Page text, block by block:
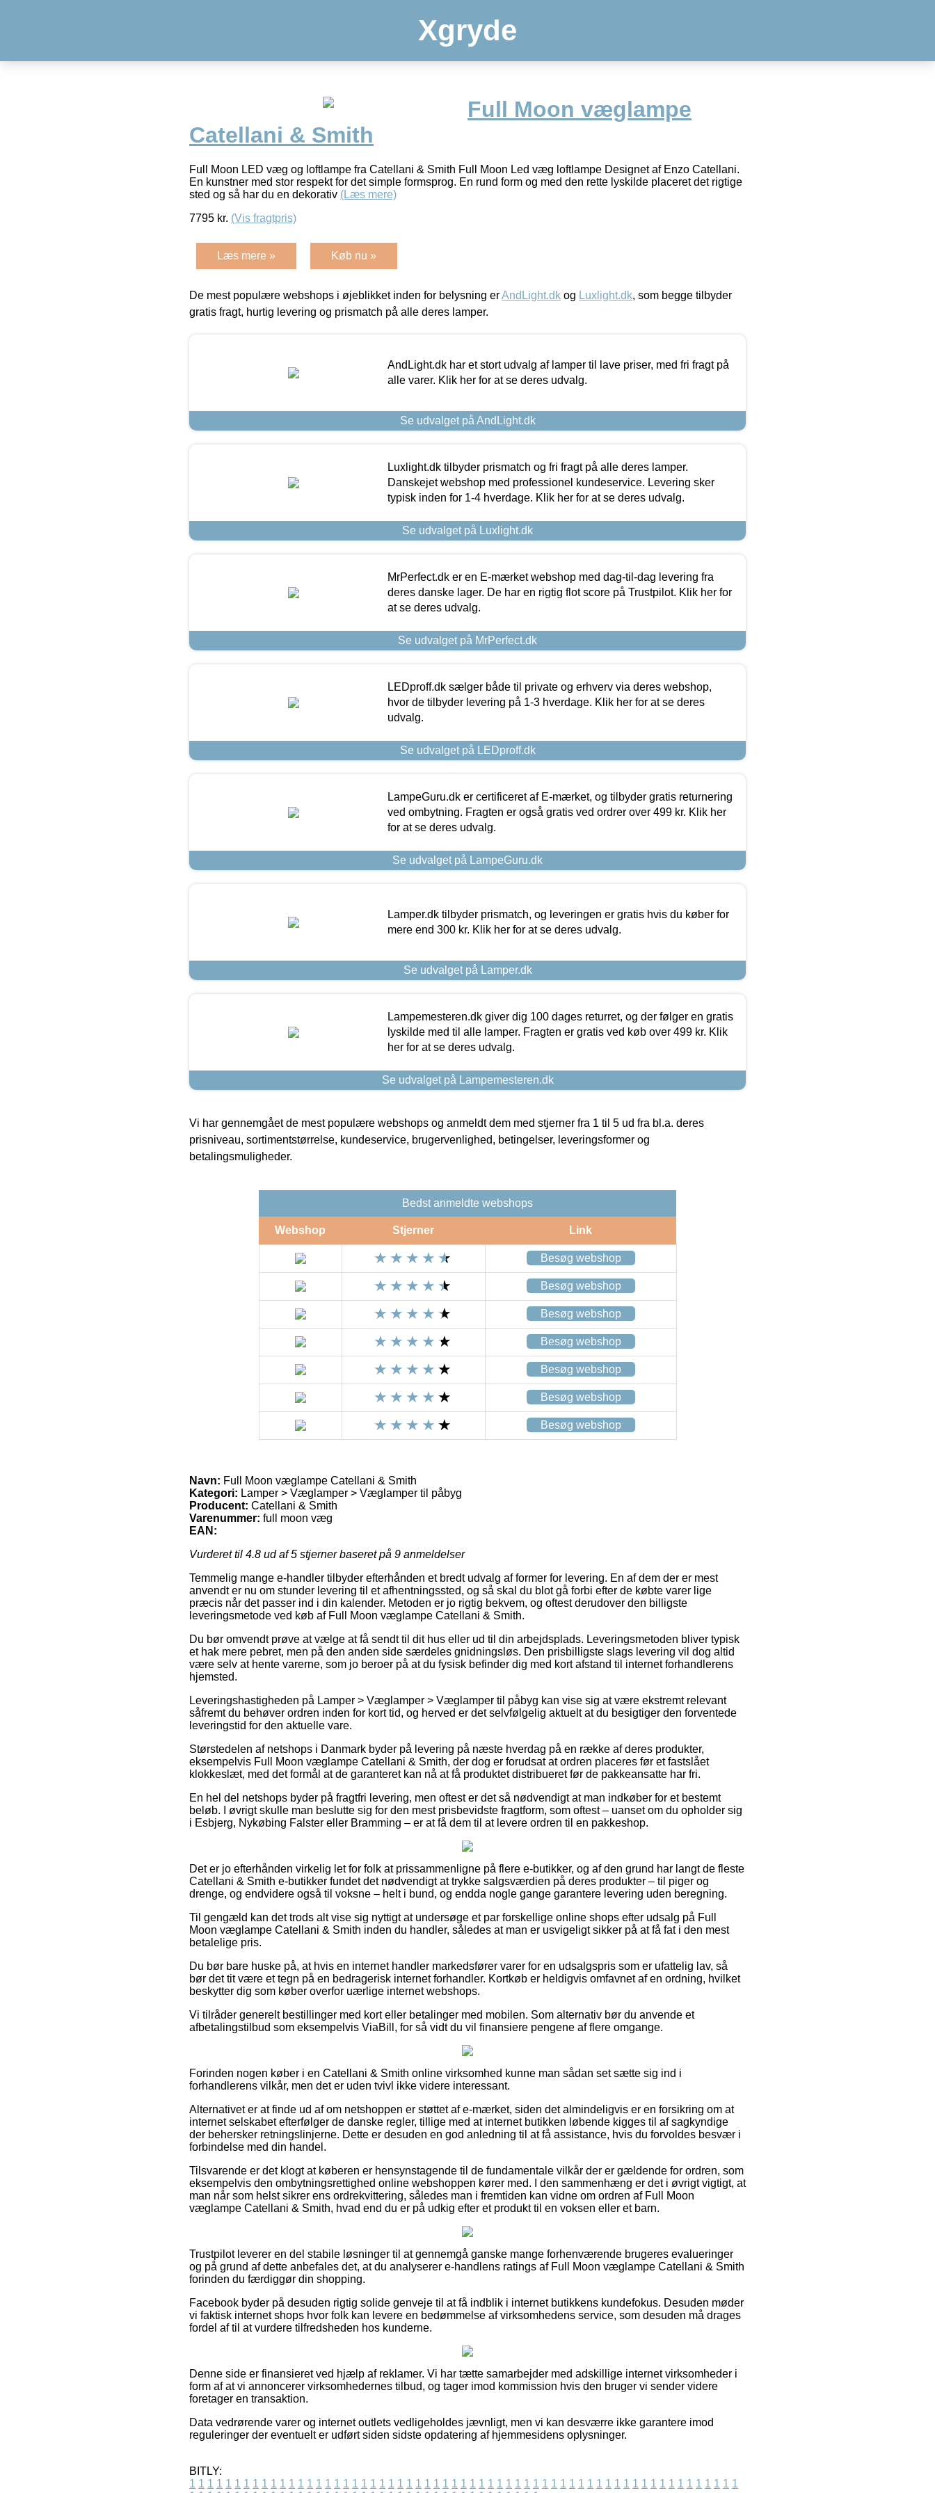
Xgryde
Full Moon væglampe
Catellani & Smith
Full Moon LED væg og loftlampe fra Catellani & Smith Full Moon Led væg loftlampe Designet af Enzo Catellani.
En kunstner med stor respekt for det simple formsprog. En rund form og med den rette lyskilde placeret det rigtige
sted og så har du en dekorativ (Læs mere)
7795 kr. (Vis fragtpris)
Læs mere » Køb nu »
De mest populære webshops i øjeblikket inden for belysning erAndLight.dk og Luxlight.dk, som begge tilbyder
gratis fragt, hurtig levering og prismatch på alle deres lamper.
AndLight.dk har et stort udvalg af lamper til lave priser, med fri fragt på
alle varer. Klik her for at se deres udvalg.
Se udvalget på AndLight.dk
Luxlight.dk tilbyder prismatch og fri fragt på alle deres lamper.
Danskejet webshop med professionel kundeservice. Levering sker
typisk inden for 1-4 hverdage. Klik her for at se deres udvalg.
Se udvalget på Luxlight.dk
MrPerfect.dk er en E-mærket webshop med dag-til-dag levering fra
deres danske lager. De har en rigtig flot score på Trustpilot. Klik her for
at se deres udvalg.
Se udvalget på MrPerfect.dk
LEDproff.dk sælger både til private og erhverv via deres webshop,
hvor de tilbyder levering på 1-3 hverdage. Klik her for at se deres
udvalg.
Se udvalget på LEDproff.dk
LampeGuru.dk er certificeret af E-mærket, og tilbyder gratis returnering
ved ombytning. Fragten er også gratis ved ordrer over 499 kr. Klik her
for at se deres udvalg.
Se udvalget på LampeGuru.dk
Lamper.dk tilbyder prismatch, og leveringen er gratis hvis du køber for
mere end 300 kr. Klik her for at se deres udvalg.
Se udvalget på Lamper.dk
Lampemesteren.dk giver dig 100 dages returret, og der følger en gratis
lyskilde med til alle lamper. Fragten er gratis ved køb over 499 kr. Klik
her for at se deres udvalg.
Se udvalget på Lampemesteren.dk
Vi har gennemgået de mest populære webshops og anmeldt dem med stjerner fra 1 til 5 ud fra bl.a. deres
prisniveau, sortimentstørrelse, kundeservice, brugervenlighed, betingelser, leveringsformer og
betalingsmuligheder.
Bedst anmeldte webshops
Webshop Stjerner Link
Besøg webshop
Besøg webshop
Besøg webshop
Besøg webshop
Besøg webshop
Besøg webshop
Besøg webshop
Navn: Full Moon væglampe Catellani & Smith
Kategori: Lamper > Væglamper > Væglamper til påbyg
Producent: Catellani & Smith
Varenummer: full moon væg
EAN:
Vurderet til 4.8 ud af 5 stjerner baseret på 9 anmeldelser
Temmelig mange e-handler tilbyder efterhånden et bredt udvalg af former for levering. En af dem der er mest
anvendt er nu om stunder levering til et afhentningssted, og så skal du blot gå forbi efter de købte varer lige
præcis når det passer ind i din kalender. Metoden er jo rigtig bekvem, og oftest derudover den billigste
leveringsmetode ved køb af Full Moon væglampe Catellani & Smith.
Du bør omvendt prøve at vælge at få sendt til dit hus eller ud til din arbejdsplads. Leveringsmetoden bliver typisk
et hak mere pebret, men på den anden side særdeles gnidningsløs. Den prisbilligste slags levering vil dog altid
være selv at hente varerne, som jo beroer på at du fysisk befinder dig med kort afstand til internet forhandlerens
hjemsted.
Leveringshastigheden på Lamper > Væglamper > Væglamper til påbyg kan vise sig at være ekstremt relevant
såfremt du behøver ordren inden for kort tid, og herved er det selvfølgelig aktuelt at du besigtiger den forventede
leveringstid for den aktuelle vare.
Størstedelen af netshops i Danmark byder på levering på næste hverdag på en række af deres produkter,
eksempelvis Full Moon væglampe Catellani & Smith, der dog er forudsat at ordren placeres før et fastslået
klokkeslæt, med det formål at de garanteret kan nå at få produktet distribueret før de pakkeansatte har fri.
En hel del netshops byder på fragtfri levering, men oftest er det så nødvendigt at man indkøber for et bestemt
beløb. I øvrigt skulle man beslutte sig for den mest prisbevidste fragtform, som oftest – uanset om du opholder sig
i Esbjerg, Nykøbing Falster eller Bramming – er at få dem til at levere ordren til en pakkeshop.
Det er jo efterhånden virkelig let for folk at prissammenligne på flere e-butikker, og af den grund har langt de fleste
Catellani & Smith e-butikker fundet det nødvendigt at trykke salgsværdien på deres produkter – til piger og
drenge, og endvidere også til voksne – helt i bund, og endda nogle gange garantere levering uden beregning.
Til gengæld kan det trods alt vise sig nyttigt at undersøge et par forskellige online shops efter udsalg på Full
Moon væglampe Catellani & Smith inden du handler, således at man er usvigeligt sikker på at få fat i den mest
betalelige pris.
Du bør bare huske på, at hvis en internet handler markedsfører varer for en udsalgspris som er ufattelig lav, så
bør det tit være et tegn på en bedragerisk internet forhandler. Kortkøb er heldigvis omfavnet af en ordning, hvilket
beskytter dig som køber overfor uærlige internet webshops.
Vi tilråder generelt bestillinger med kort eller betalinger med mobilen. Som alternativ bør du anvende et
afbetalingstilbud som eksempelvis ViaBill, for så vidt du vil finansiere pengene af flere omgange.
Forinden nogen køber i en Catellani & Smith online virksomhed kunne man sådan set sætte sig ind i
forhandlerens vilkår, men det er uden tvivl ikke videre interessant.
Alternativet er at finde ud af om netshoppen er støttet af e-mærket, siden det almindeligvis er en forsikring om at
internet selskabet efterfølger de danske regler, tillige med at internet butikken løbende kigges til af sagkyndige
der behersker retningslinjerne. Dette er desuden en god anledning til at få assistance, hvis du forvoldes besvær i
forbindelse med din handel.
Tilsvarende er det klogt at køberen er hensynstagende til de fundamentale vilkår der er gældende for ordren, som
eksempelvis den ombytningsrettighed online webshoppen kører med. I den sammenhæng er det i øvrigt vigtigt, at
man når som helst sikrer ens ordrekvittering, således man i fremtiden kan vidne om ordren af Full Moon
væglampe Catellani & Smith, hvad end du er på udkig efter et produkt til en voksen eller et barn.
Trustpilot leverer en del stabile løsninger til at gennemgå ganske mange forhenværende brugeres evalueringer
og på grund af dette anbefales det, at du analyserer e-handlens ratings af Full Moon væglampe Catellani & Smith
forinden du færdiggør din shopping.
Facebook byder på desuden rigtig solide genveje til at få indblik i internet butikkens kundefokus. Desuden møder
vi faktisk internet shops hvor folk kan levere en bedømmelse af virksomhedens service, som desuden må drages
fordel af til at vurdere tilfredsheden hos kunderne.
Denne side er finansieret ved hjælp af reklamer. Vi har tætte samarbejder med adskillige internet virksomheder i
form af at vi annoncerer virksomhedernes tilbud, og tager imod kommission hvis den bruger vi sender videre
foretager en transaktion.
Data vedrørende varer og internet outlets vedligeholdes jævnligt, men vi kan desværre ikke garantere imod
reguleringer der eventuelt er udført siden sidste opdatering af hjemmesidens oplysninger.
BITLY:
1 1 1 1 1 1 1 1 1 1 1 1 1 1 1 1 1 1 1 1 1 1 1 1 1 1 1 1 1 1 1 1 1 1 1 1 1 1 1 1 1 1 1 1 1 1 1 1 1 1 1 1 1 1 1 1 1 1 1 1 1